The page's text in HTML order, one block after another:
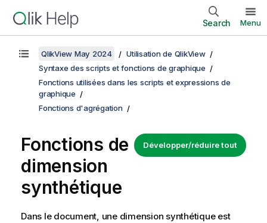
Search Menu
QlikView May 2024
Utilisation de QlikView
Syntaxe des scripts et fonctions de graphique
Fonctions utilisées dans les scripts et expressions de
graphique
Fonctions d'agrégation
Développer/réduire tout
Fonctions de
dimension
synthétique
Dans le document, une dimension synthétique est